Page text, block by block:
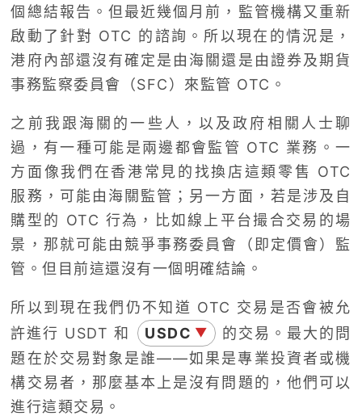
個總結報告。但最近幾個月前，監管機構又重新
啟動了針對 OTC 的諮詢。所以現在的情況是，
港府內部還沒有確定是由海關還是由證券及期貨
事務監察委員會（SFC）來監管 OTC。
之前我跟海關的一些人，以及政府相關人士聊
過，有一種可能是兩邊都會監管 OTC 業務。一
方面像我們在香港常見的找換店這類零售 OTC
服務，可能由海關監管；另一方面，若是涉及自
購型的 OTC 行為，比如線上平台撮合交易的場
景，那就可能由競爭事務委員會（即定價會）監
管。但目前這還沒有一個明確結論。
所以到現在我們仍不知道 OTC 交易是否會被允
許進行 USDT 和
USDC ▼
的交易。最大的問
題在於交易對象是誰——如果是專業投資者或機
構交易者，那麼基本上是沒有問題的，他們可以
進行這類交易。